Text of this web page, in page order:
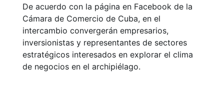
De acuerdo con la página en Facebook de la
Cámara de Comercio de Cuba, en el
intercambio convergerán empresarios,
inversionistas y representantes de sectores
estratégicos interesados en explorar el clima
de negocios en el archipiélago.